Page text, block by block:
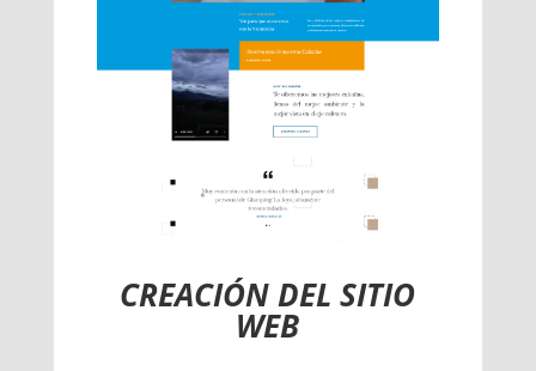
CREACIÓN DEL SITIO
WEB